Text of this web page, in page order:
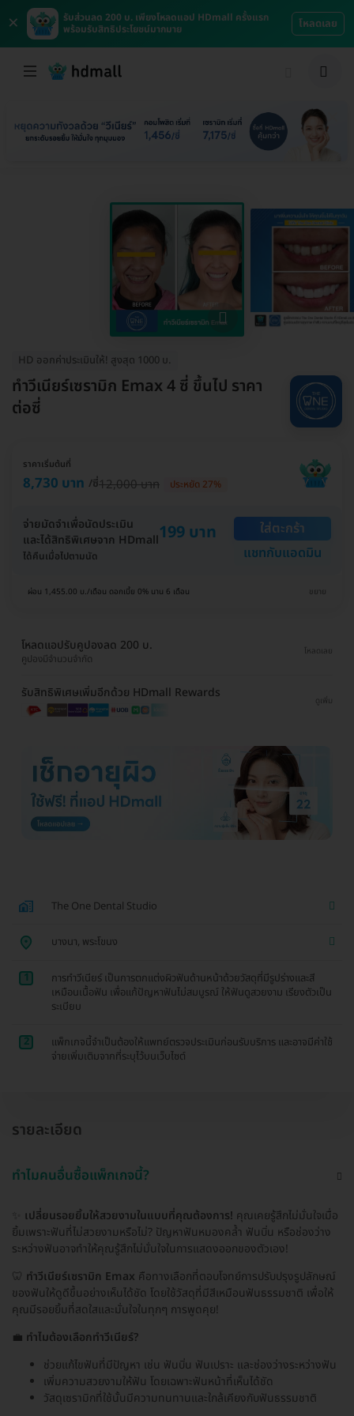
×
รับส่วนลด 200 บ. เพียงโหลดแอป HDmall ครั้งแรก
พร้อมรับสิทธิประโยชน์มากมาย
โหลดเลย
HD ออกค่าประเมินให้! สูงสุด 1000 บ.
ทำวีเนียร์เซรามิก Emax 4 ซี่ ขึ้นไป ราคา
ต่อซี่
ราคาเริ่มต้นที่
8,730 บาท /ซี่12,000 บาท ประหยัด 27%
จ่ายมัดจำเพื่อนัดประเมิน
และได้สิทธิพิเศษจาก HDmall199 บาท
ได้คืนเมื่อไปตามนัด
ใส่ตะกร้า
แชทกับแอดมิน
ผ่อน 1,455.00 บ./เดือน ดอกเบี้ย 0% นาน 6 เดือน ขยาย
โหลดแอปรับคูปองลด 200 บ.
คูปองมีจำนวนจำกัด
โหลดเลย
รับสิทธิพิเศษเพิ่มอีกด้วย HDmall Rewards
ดูเพิ่ม
The One Dental Studio
บางนา, พระโขนง
1
การทำวีเนียร์ เป็นการตกแต่งผิวฟันด้านหน้าด้วยวัสดุที่มีรูปร่างและสี
เหมือนเนื้อฟัน เพื่อแก้ปัญหาฟันไม่สมบูรณ์ ให้ฟันดูสวยงาม เรียงตัวเป็น
ระเบียบ
2
แพ็กเกจนี้จำเป็นต้องให้แพทย์ตรวจประเมินก่อนรับบริการ และอาจมีค่าใช้
จ่ายเพิ่มเติมจากที่ระบุไว้บนเว็บไซต์
รายละเอียด
ทำไมคนอื่นซื้อแพ็กเกจนี้?
เปลี่ยนรอยยิ้มให้สวยงามในแบบที่คุณต้องการ! คุณเคยรู้สึกไม่มั่นใจเมื่อ
ยิ้มเพราะฟันที่ไม่สวยงามหรือไม่? ปัญหาฟันหมองคล้ำ ฟันบิ่น หรือช่องว่าง
ระหว่างฟันอาจทำให้คุณรู้สึกไม่มั่นใจในการแสดงออกของตัวเอง!
🦷 ทำวีเนียร์เซรามิก Emax คือทางเลือกที่ตอบโจทย์การปรับปรุงรูปลักษณ์
ของฟันให้ดูดีขึ้นอย่างเห็นได้ชัด โดยใช้วัสดุที่มีสีเหมือนฟันธรรมชาติ เพื่อให้
คุณมีรอยยิ้มที่สดใสและมั่นใจในทุกๆ การพูดคุย!
💼 ทำไมต้องเลือกทำวีเนียร์?
ช่วยแก้ไขฟันที่มีปัญหา เช่น ฟันบิ่น ฟันเปราะ และช่องว่างระหว่างฟัน
เพิ่มความสวยงามให้ฟัน โดยเฉพาะฟันหน้าที่เห็นได้ชัด
วัสดุเซรามิกที่ใช้นั้นมีความทนทานและใกล้เคียงกับฟันธรรมชาติ